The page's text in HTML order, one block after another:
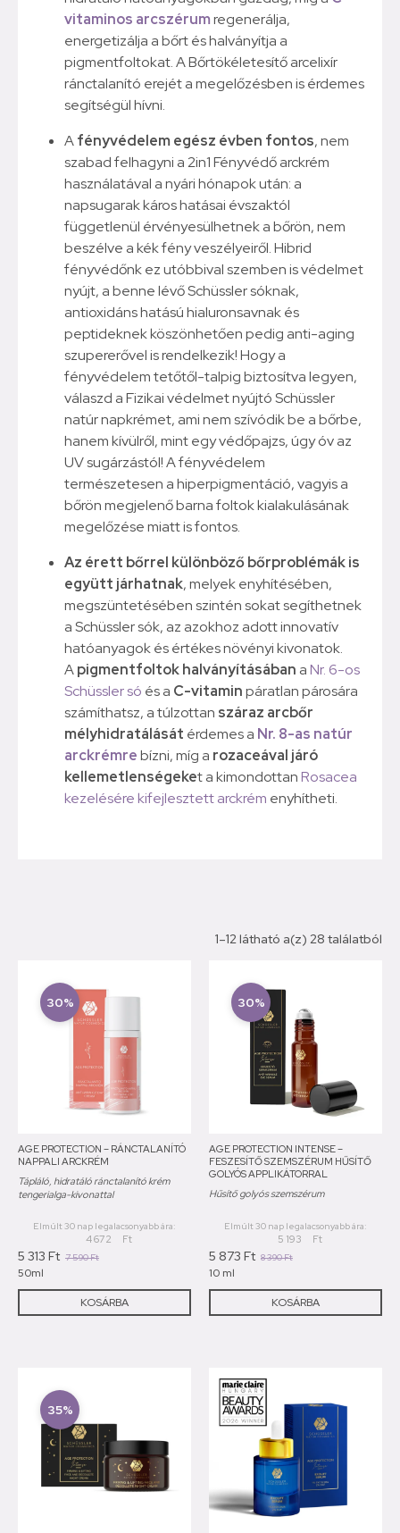
vitaminos arcszérumregenerálja,
energetizálja a bőrt és halványítja a
pigmentfoltokat. A Bőrtökéletesítő arcelixír
ránctalanító erejét a megelőzésben is érdemes
segítségül hívni.
Afényvédelem egész évben fontos, nem
szabad felhagyni a 2in1 Fényvédő arckrém
használatával a nyári hónapok után: a
napsugarak káros hatásai évszaktól
függetlenül érvényesülhetnek a bőrön, nem
beszélve a kék fény veszélyeiről. Hibrid
fényvédőnk ez utóbbival szemben is védelmet
nyújt, a benne lévő Schüssler sóknak,
antioxidáns hatású hialuronsavnak és
peptideknek köszönhetően pedig anti-aging
szupererővel is rendelkezik! Hogy a
fényvédelem tetőtől-talpig biztosítva legyen,
válaszd a Fizikai védelmet nyújtó Schüssler
natúr napkrémet, ami nem szívódik be a bőrbe,
hanem kívülről, mint egy védőpajzs, úgy óv az
UV sugárzástól! A fényvédelem
természetesen a hiperpigmentáció, vagyis a
bőrön megjelenő barna foltok kialakulásának
megelőzése miatt is fontos.
Az érett bőrrel különböző bőrproblémák is
együtt járhatnak, melyek enyhítésében,
megszüntetésében szintén sokat segíthetnek
a Schüssler sók, az azokhoz adott innovatív
hatóanyagok és értékes növényi kivonatok.
Apigmentfoltok halványításában aNr. 6-os
Schüssler só és a C-vitaminpáratlan párosára
számíthatsz, a túlzottan száraz arcbőr
mélyhidratálását érdemes a Nr. 8-as natúr
arckrémrebízni, míg a rozaceával járó
kellemetlenségeket a kimondottanRosacea
kezelésére kifejlesztett arckrém enyhítheti.
1–12 látható a(z) 28 találatból
30%
AGE PROTECTION – RÁNCTALANÍTÓ
NAPPALI ARCKRÉM
Tápláló, hidratáló ránctalanító krém
tengerialga-kivonattal
KOSÁRBA
Elmúlt 30 nap legalacsonyabb ára:
4 672 Ft
7 590Ft
5 313 Ft
50ml
30%
AGE PROTECTION INTENSE –
FESZESÍTŐ SZEMSZÉRUM HŰSÍTŐ
GOLYÓS APPLIKÁTORRAL
Hűsítő golyós szemszérum
KOSÁRBA
Elmúlt 30 nap legalacsonyabb ára:
5 193 Ft
8 390Ft
5 873 Ft
10 ml
35%